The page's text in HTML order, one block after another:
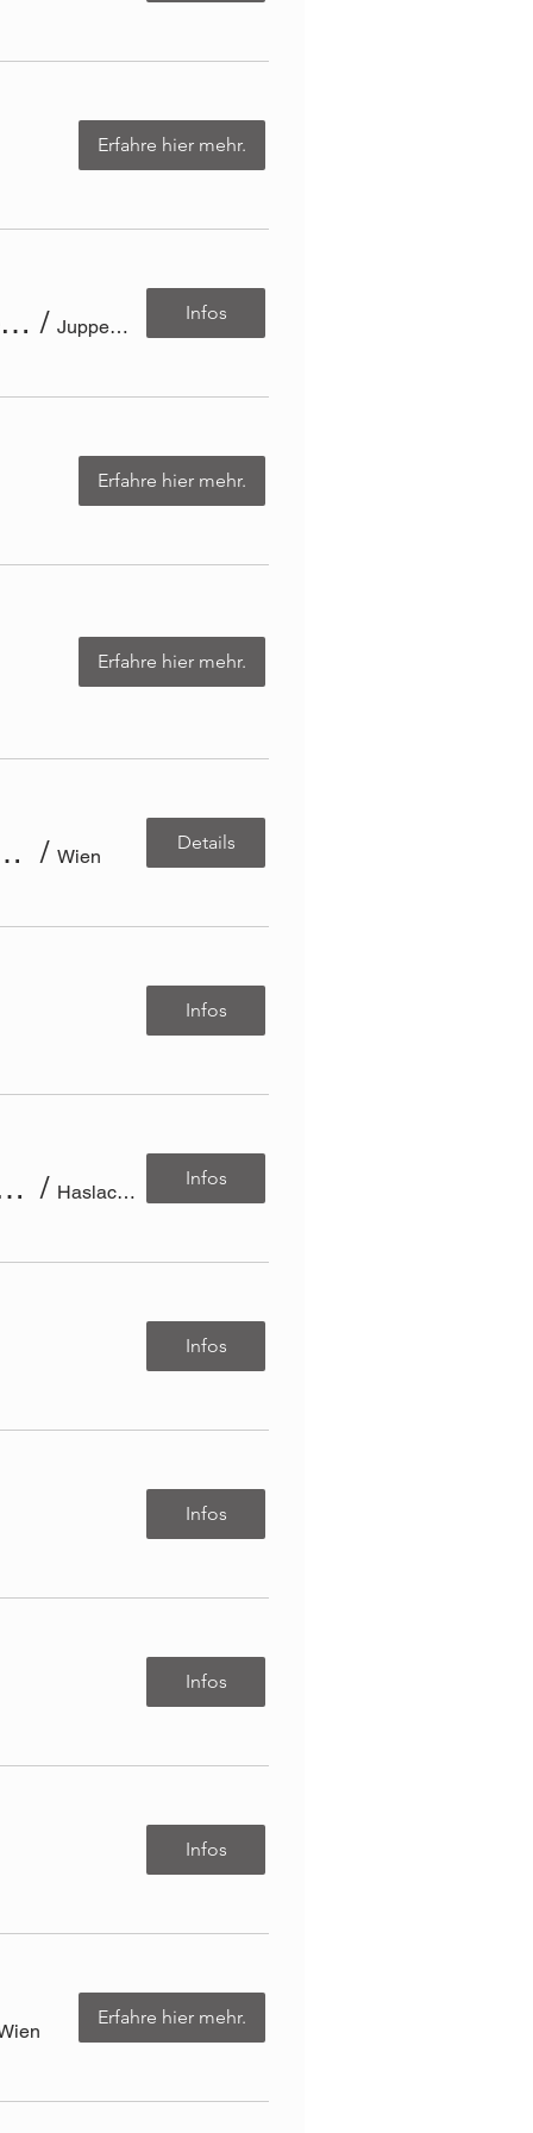
Erfahre hier mehr.
Sashiko - eine japanische Sticktechnik / Juppenwerkstatt Riefensberg / Juppenwerkstatt Riefensberg
Infos
Erfahre hier mehr.
Erfahre hier mehr.
Sticktechnik - AUSGEBUCHT /Wien
Details
Infos
Taschen und Beutel / Textiles Zentrum Haslach / Haslach an der Mühl
Infos
Infos
Infos
Infos
Infos
Erfahre hier mehr.